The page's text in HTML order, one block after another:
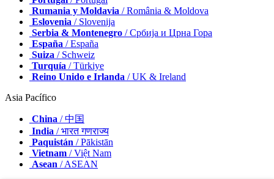
Rumania y Moldavia / România & Moldova
Eslovenia / Slovenija
Serbia & Montenegro / Србија и Црна Гора
España / España
Suiza / Schweiz
Turquía / Türkiye
Reino Unido e Irlanda / UK & Ireland
Asia Pacífico
China / 中国
India / भारत गणराज्य
Paquistán / Pākistān
Vietnam / Việt Nam
Asean / ASEAN